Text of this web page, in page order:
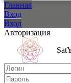
Главная
Вход
Вход
Авторизация